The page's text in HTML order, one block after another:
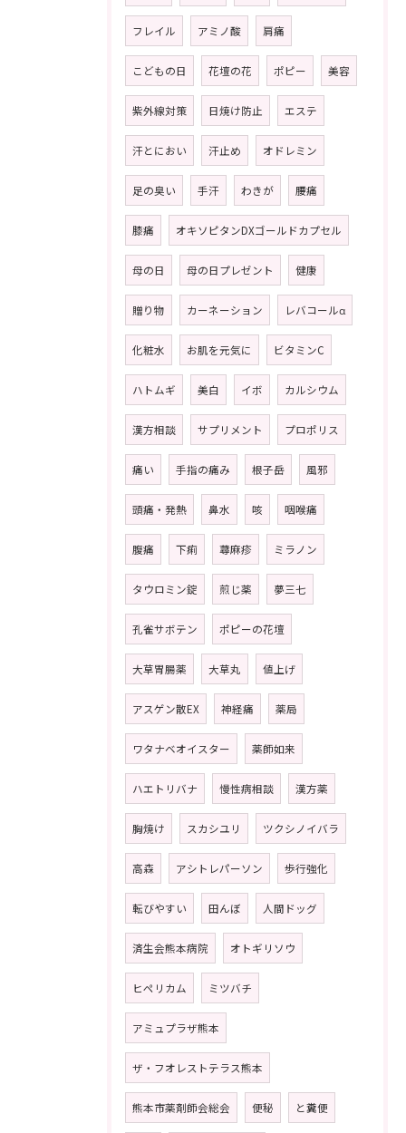
フレイル アミノ酸 肩痛
こどもの日 花壇の花 ポピー 美容
紫外線対策 日焼け防止 エステ
汗とにおい 汗止め オドレミン
足の臭い 手汗 わきが 腰痛
膝痛 オキソピタンDXゴールドカプセル
母の日 母の日プレゼント 健康
贈り物 カーネーション レバコールα
化粧水 お肌を元気に ビタミンC
ハトムギ 美白 イボ カルシウム
漢方相談 サプリメント プロポリス
痛い 手指の痛み 根子岳 風邪
頭痛・発熱 鼻水 咳 咽喉痛
腹痛 下痢 蕁麻疹 ミラノン
タウロミン錠 煎じ薬 夢三七
孔雀サボテン ポピーの花壇
大草胃腸薬 大草丸 値上げ
アスゲン散EX 神経痛 薬局
ワタナベオイスター 薬師如来
ハエトリバナ 慢性病相談 漢方薬
胸焼け スカシユリ ツクシノイバラ
高森 アシトレパーソン 歩行強化
転びやすい 田んぼ 人間ドッグ
済生会熊本病院 オトギリソウ
ヒペリカム ミツバチ
アミュプラザ熊本
ザ・フオレストテラス熊本
熊本市薬剤師会総会 便秘 と糞便